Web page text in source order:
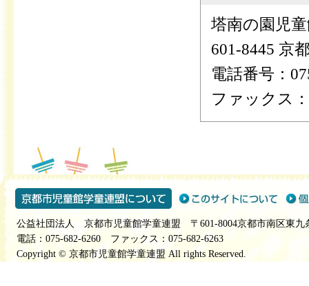
塔南の園児
601-8445 京
電話番号：
ファックス
公益社団法人 京都市児童館学童連盟 〒601-8004京都市南区東九
電話：075-682-6260 ファックス：075-682-6263
Copyright © 京都市児童館学童連盟 All rights Reserved.